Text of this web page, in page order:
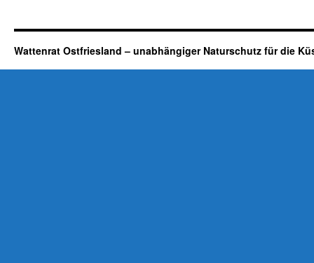
Wattenrat Ostfriesland – unabhängiger Naturschutz für die